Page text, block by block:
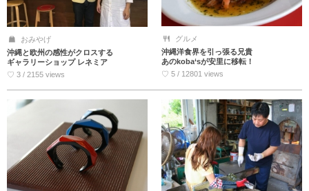
おみやげ
沖縄と欧州の感性がクロスする
ギャラリーショップ レネミア
♡ 3 / 2155 views
グルメ
沖縄洋食界を引っ張る兄貴
あのkoba‘sが安里に移転！
♡ 5 / 12801 views